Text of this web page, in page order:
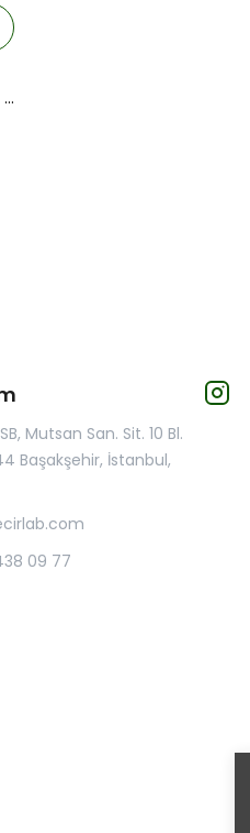
Norateks Fenolftalein (Phenolphtalein) %1 İndikatör Solüsyonu 100 ML.
Mutsan San. Sit. 10 Bl.
Başakşehir, İstanbul,
09 77